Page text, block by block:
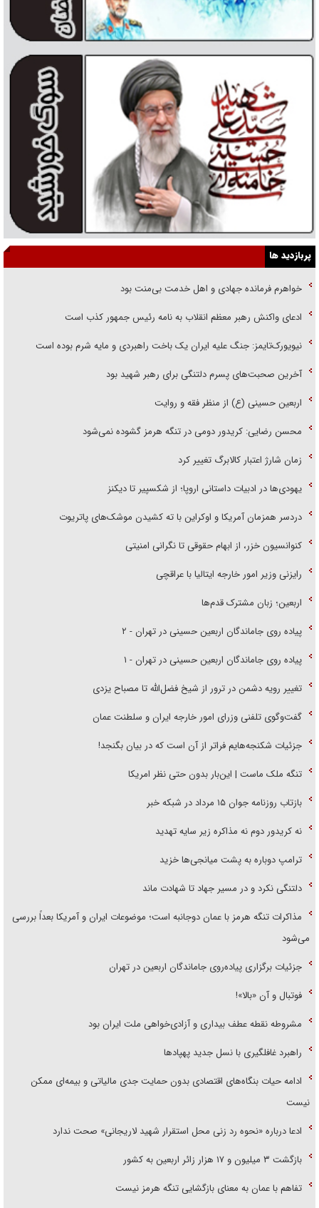
پربازدید ها
خواهرم فرمانده جهادی و اهل خدمت بی‌منت بود
ادعای واکنش رهبر معظم انقلاب به نامه رئیس جمهور کذب است
نیویورک‌تایمز: جنگ علیه ایران یک باخت راهبردی و مایه شرم بوده است
آخرین صحبت‌های پسرم دلتنگی برای رهبر شهید بود
اربعین حسینی (ع) از منظر فقه و روایت
محسن رضایی: کریدور دومی در تنگه هرمز گشوده نمی‌شود
زمان شارژ اعتبار کالابرگ تغییر کرد
یهودی‌ها در ادبیات داستانی اروپا؛ از شکسپیر تا دیکنز
دردسر همزمان آمریکا و اوکراین با ته کشیدن موشک‌های پاتریوت
کنوانسیون خزر، از ابهام حقوقی تا نگرانی امنیتی
رایزنی وزیر امور خارجه ایتالیا با عراقچی
اربعین؛ زبان مشترک قدم‌ها
پیاده روی جاماندگان اربعین حسینی در تهران - ۲
پیاده روی جاماندگان اربعین حسینی در تهران - ۱
تغییر رویه دشمن در ترور از شیخ فضل‌الله تا مصباح یزدی
گفت‌وگوی تلفنی وزرای امور خارجه ایران و سلطنت عمان
جزئیات شکنجه‌هایم فراتر از آن است که در بیان بگنجد!
تنگه ملک ماست | این‌بار بدون حتی نظر امریکا
بازتاب روزنامه جوان ۱۵ مرداد در شبکه خبر
نه کریدور دوم نه مذاکره زیر سایه تهدید
ترامپ دوباره به پشت میانجی‌ها خزید
دلتنگی نکرد و در مسیر جهاد تا شهادت ماند
مذاکرات تنگه هرمز با عمان دوجانبه است؛ موضوعات ایران و آمریکا بعداً بررسی
می‌شود
جزئیات برگزاری پیاده‌روی جاماندگان اربعین در تهران
فوتبال و آن «بالا»!
مشروطه نقطه عطف بیداری و آزادی‌خواهی ملت ایران بود
راهبرد غافلگیری با نسل جدید پهپاد‌ها
ادامه حیات بنگاه‌های اقتصادی بدون حمایت جدی مالیاتی و بیمه‌ای ممکن
نیست
ادعا درباره «نحوه رد زنی محل استقرار شهید لاریجانی» صحت ندارد
بازگشت ۳ میلیون و ۱۷ هزار زائر اربعین به کشور
تفاهم با عمان به معنای بازگشایی تنگه هرمز نیست